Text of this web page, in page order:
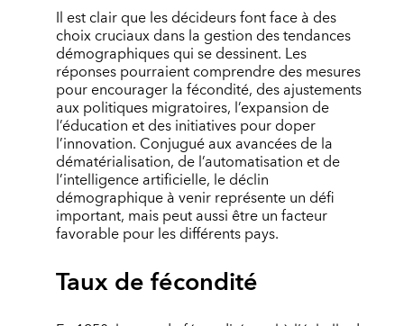
Il est clair que les décideurs font face à des
choix cruciaux dans la gestion des tendances
démographiques qui se dessinent. Les
réponses pourraient comprendre des mesures
pour encourager la fécondité, des ajustements
aux politiques migratoires, l’expansion de
l’éducation et des initiatives pour doper
l’innovation. Conjugué aux avancées de la
dématérialisation, de l’automatisation et de
l’intelligence artificielle, le déclin
démographique à venir représente un défi
important, mais peut aussi être un facteur
favorable pour les différents pays.
Taux de fécondité